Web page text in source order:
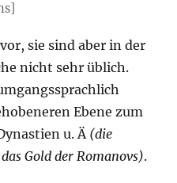
sie sind aber in der
nicht sehr üblich.
Ebene zum
u. Ä (die
das Gold der Romanovs).